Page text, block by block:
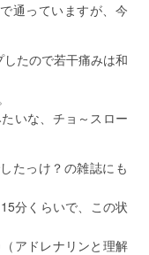
通っていますが、今
たので若干痛みは和
いな、チョ～スロー
たっけ？の雑誌にも
分くらいで、この状
アドレナリンと理解